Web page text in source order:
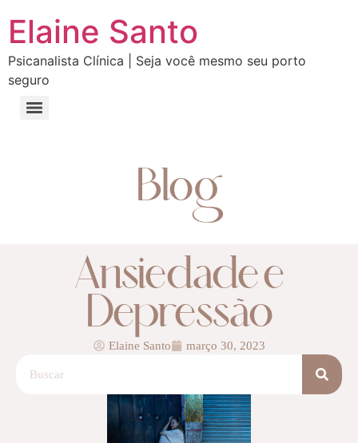
Elaine Santo
Psicanalista Clínica | Seja você mesmo seu porto
seguro
Blog
Ansiedade e
Depressão
Elaine Santo março 30, 2023